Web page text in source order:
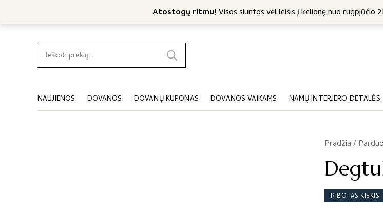
Atostogų ritmu!Visos siuntos vėl leisis į kelionę nuo
Nemokamas siuntimas nuo 45 Eur
Ieškoti:
NAUJIENOS DOVANOS DOVANŲ KUPONAS DOVANOS VAIKAMS NAMŲ INTERJERO DETALĖS
Pradžia/
RIBOTAS KIEKIS